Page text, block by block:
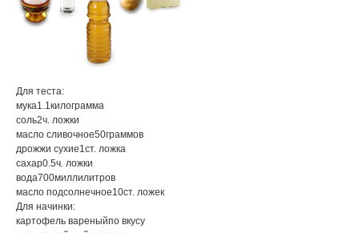
Для теста:
мука1.1килограмма
соль2ч. ложки
масло сливочное50граммов
дрожжи сухие1ст. ложка
сахар0.5ч. ложки
вода700миллилитров
масло подсолнечное10ст. ложек
Для начинки:
картофель вареныйпо вкусу